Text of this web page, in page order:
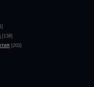
[138]
[202]